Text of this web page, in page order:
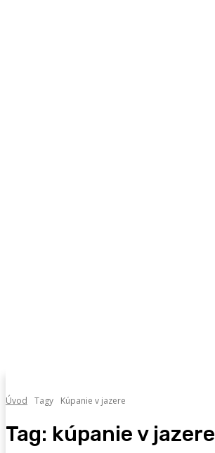
Úvod Tagy Kúpanie v jazere
Tag: kúpanie v jazere